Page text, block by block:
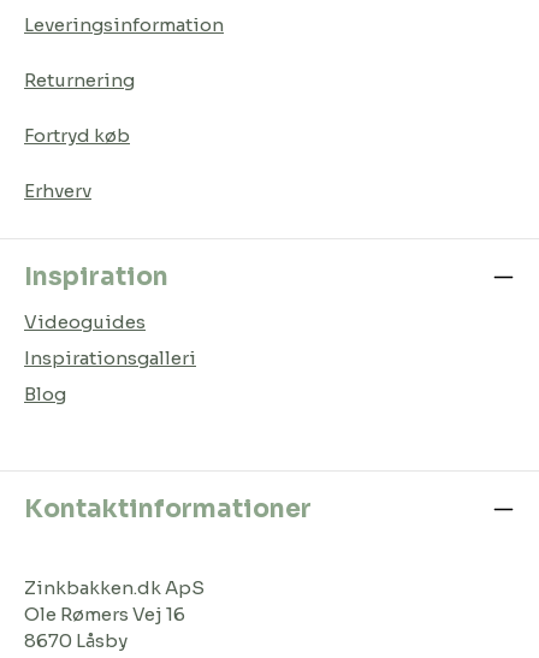
Leveringsinformation
Returnering
Fortryd køb
Erhverv
Inspiration
Videoguides
Inspirationsgalleri
Blog
Kontaktinformationer
Zinkbakken.dk ApS
Ole Rømers Vej 16
8670 Låsby